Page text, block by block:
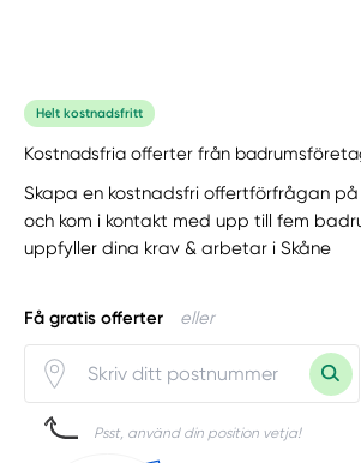
Helt kostnadsfritt
Kostnadsfria offerter från
Skapa en kostnadsfri offertförfrågan
och kom i kontakt med upp till fem
uppfyller dina krav & arbetar i Skåne
Få gratis offerter eller
Psst, använd din position vetja!